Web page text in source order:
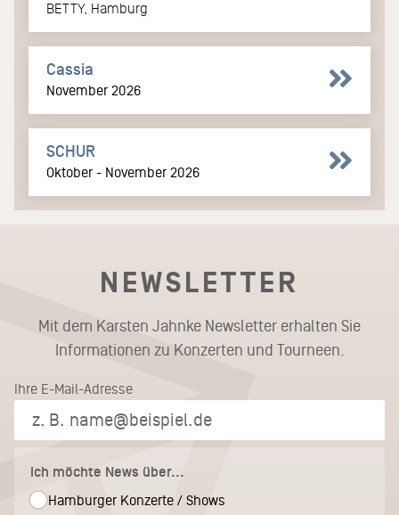
BETTY, Hamburg
Cassia
November 2026
SCHUR
Oktober - November 2026
NEWSLETTER
Mit dem Karsten Jahnke Newsletter erhalten Sie
Informationen zu Konzerten und Tourneen.
Ihre E-Mail-Adresse
Ich möchte News über...
Hamburger Konzerte / Shows